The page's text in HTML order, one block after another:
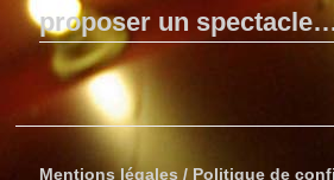
proposer un
Mentions légales / Politique de